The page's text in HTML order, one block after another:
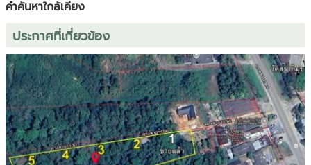
คำค้นหาใกล้เคียง
ประกาศที่เกี่ยวข้อง